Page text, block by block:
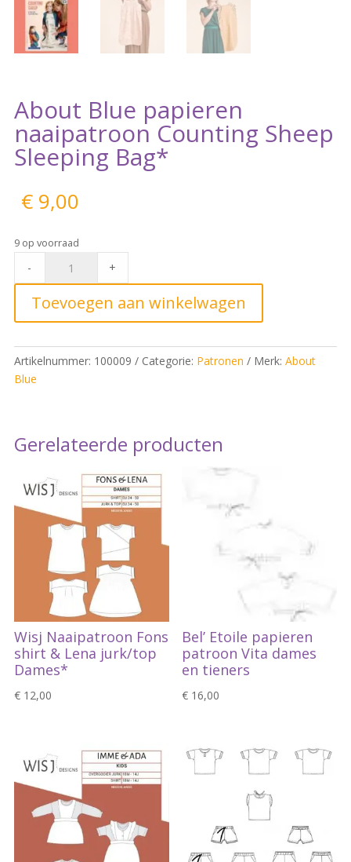
About Blue papieren
naaipatroon Counting Sheep
Sleeping Bag*
€9,00
9 op voorraad
papieren
Sheep
Sleeping
Bag*
- +
Toevoegen aan winkelwagen
Artikelnummer: 100009 Categorie: Patronen Merk: About
Blue
Gerelateerde producten
Wisj Naaipatroon Fons
shirt & Lena jurk/top
Dames*
€12,00
Bel’ Etoile papieren
patroon Vita dames
en tieners
€ 16,00